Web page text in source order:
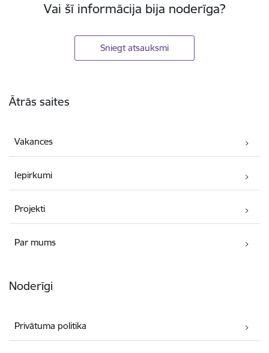
Vai šī informācija bija noderīga?
Sniegt atsauksmi
Ātrās saites
Vakances
Iepirkumi
Projekti
Par mums
Noderīgi
Privātuma politika